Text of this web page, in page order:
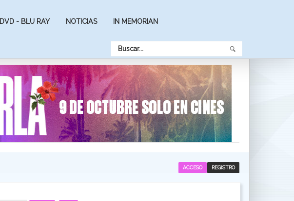
DVD - BLU RAY NOTICIAS IN MEMORIAN
REGISTRO
ACCESO